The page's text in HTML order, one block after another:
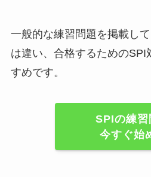
一般的な練習問題を掲載し
は違い、合格するためのSPI
すめです。
SPIの練習
今すぐ始